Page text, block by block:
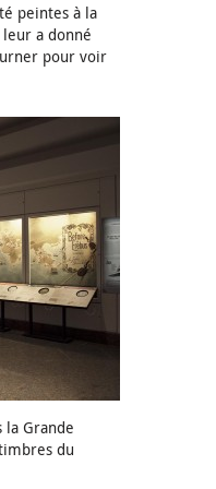
peintes à la
a donné
pour voir
Grande
du